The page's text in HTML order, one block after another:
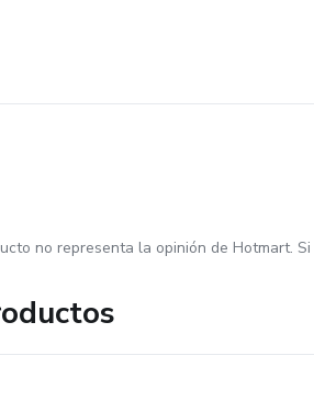
no representa la opinión de Hotmart.